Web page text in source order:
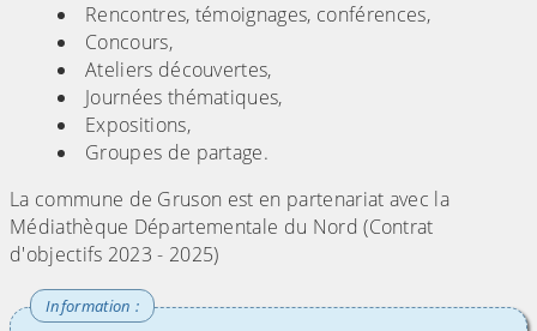
Rencontres, témoignages, conférences,
Concours,
Ateliers découvertes,
Journées thématiques,
Expositions,
Groupes de partage.
La commune de Gruson est en partenariat avec la
Médiathèque Départementale du Nord (Contrat
d'objectifs 2023 - 2025)